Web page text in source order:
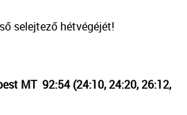
selejtező hétvégéjét!
MT 92:54 (24:10, 24:20, 26:12,